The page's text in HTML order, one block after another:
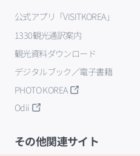
公式アプリ「VISITKOREA」
1330観光通訳案内
観光資料ダウンロード
デジタルブック／電子書籍
PHOTO KOREA
Odii
その他関連サイト